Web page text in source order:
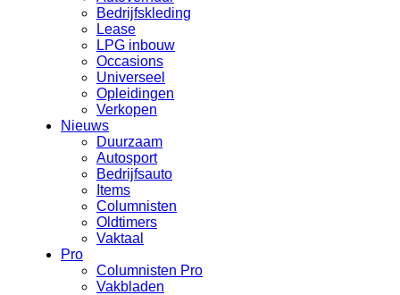
Bedrijfskleding
Lease
LPG inbouw
Occasions
Universeel
Opleidingen
Verkopen
Nieuws
Duurzaam
Autosport
Bedrijfsauto
Items
Columnisten
Oldtimers
Vaktaal
Pro
Columnisten Pro
Vakbladen